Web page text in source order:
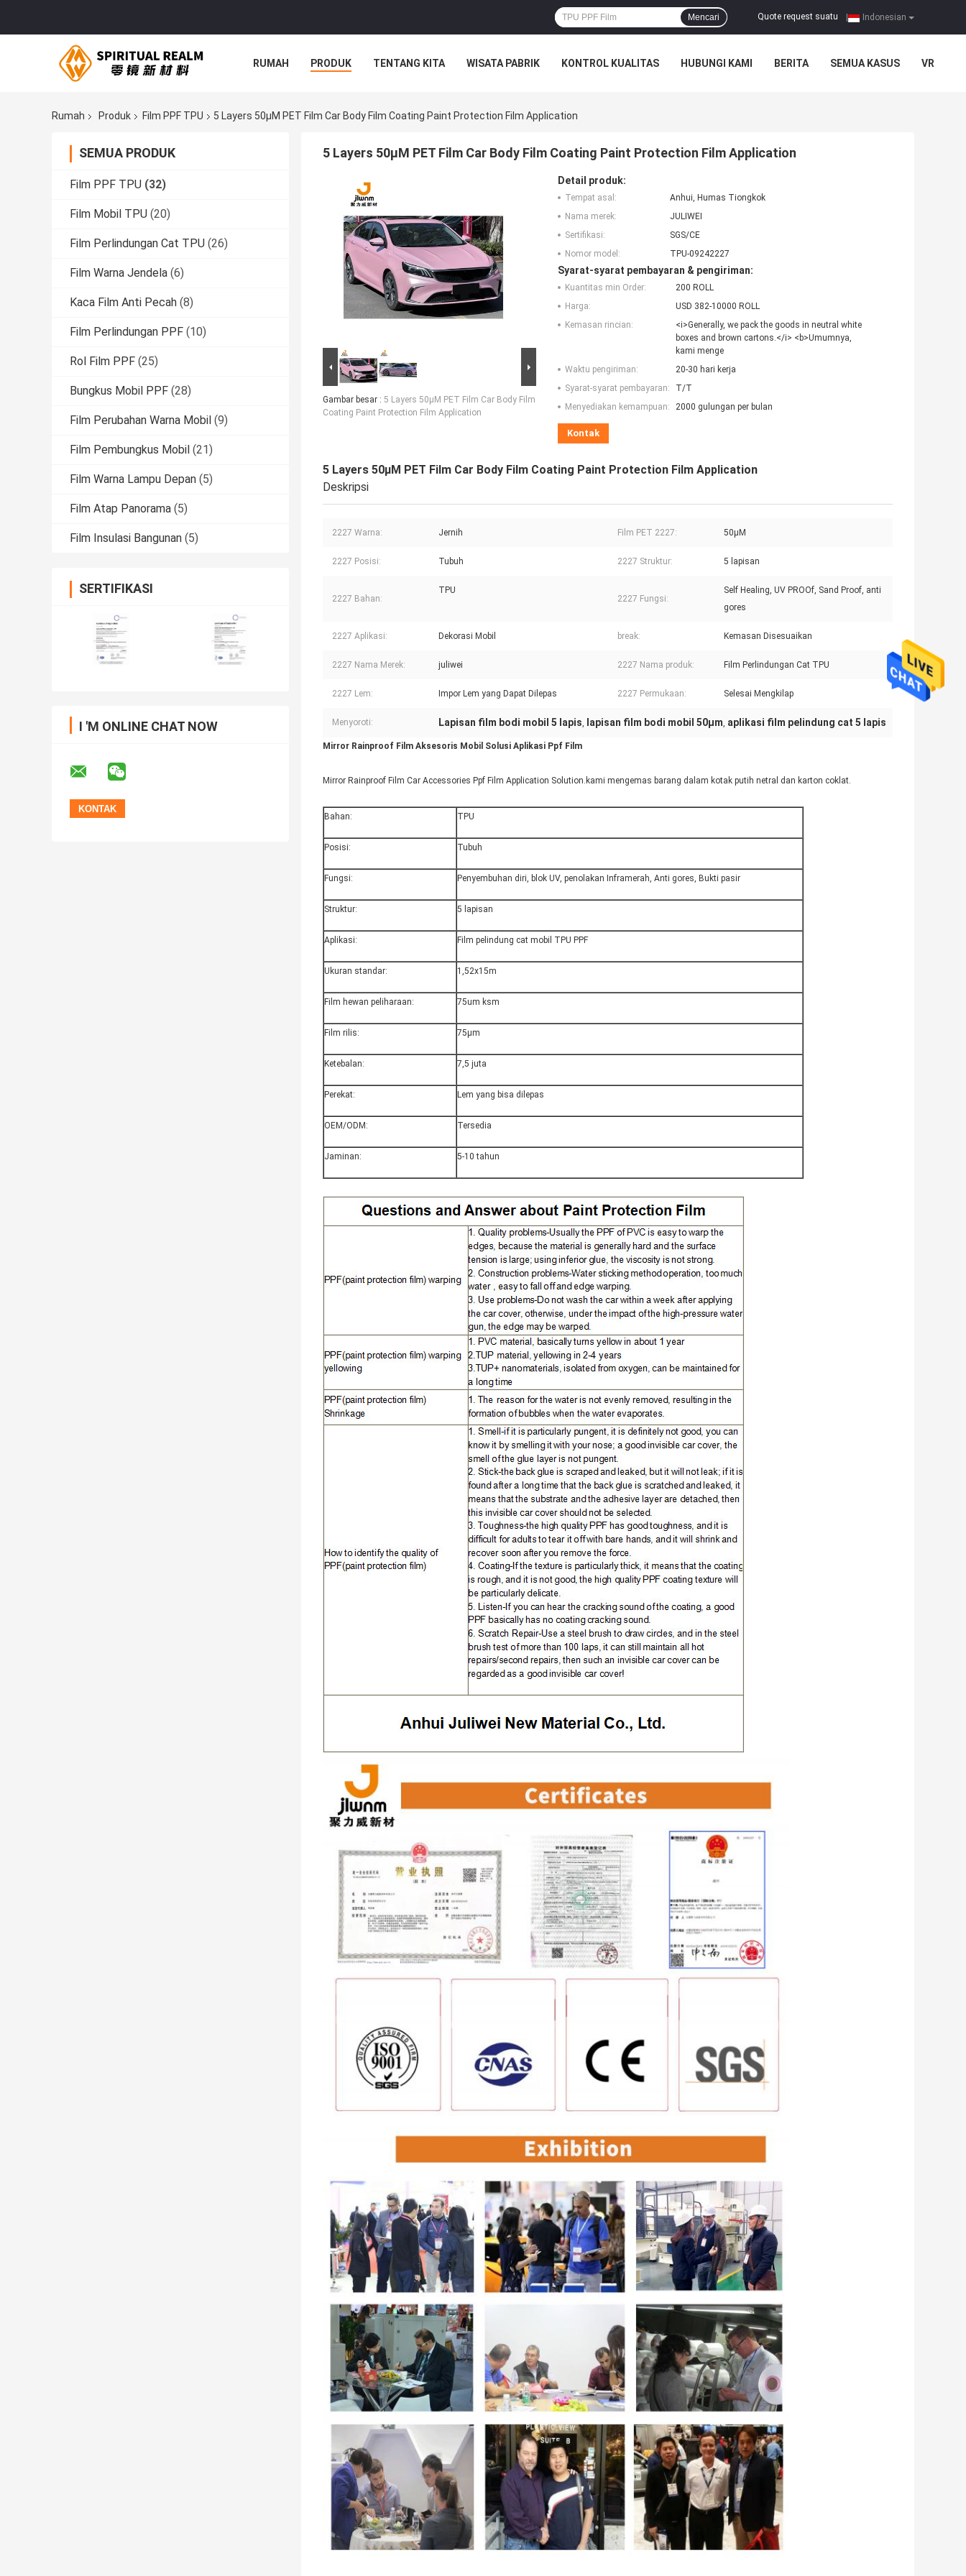
Indonesian
Quote request suatu
Mencari
RUMAH PRODUK TENTANG KITA WISATA PABRIK KONTROL KUALITAS HUBUNGI KAMI BERITA SEMUA KASUS VR
Rumah Produk Film PPF TPU 5 Layers 50μM PET Film Car Body Film Coating Paint Protection Film Application
SEMUA PRODUK
Film PPF TPU (32)
Film Mobil TPU (20)
Film Perlindungan Cat TPU (26)
Film Warna Jendela (6)
Kaca Film Anti Pecah (8)
Film Perlindungan PPF (10)
Rol Film PPF (25)
Bungkus Mobil PPF (28)
Film Perubahan Warna Mobil (9)
Film Pembungkus Mobil (21)
Film Warna Lampu Depan (5)
Film Atap Panorama (5)
Film Insulasi Bangunan (5)
SERTIFIKASI
I 'M ONLINE CHAT NOW
5 Layers 50μM PET Film Car Body Film Coating Paint Protection Film Application
Gambar besar : 5 Layers 50μM PET Film Car Body Film
Coating Paint Protection Film Application
Detail produk:
Tempat asal:
Anhui, Humas Tiongkok
Nama merek:
JULIWEI
Sertifikasi:
SGS/CE
Nomor model:
TPU-09242227
Syarat-syarat pembayaran & pengiriman:
Kuantitas min Order:
200 ROLL
Harga:
USD 382-10000 ROLL
Kemasan rincian:
<i>Generally, we pack the goods in neutral white
boxes and brown cartons.</i> <b>Umumnya,
kami menge
Waktu pengiriman:
20-30 hari kerja
Syarat-syarat pembayaran:
T/T
Menyediakan kemampuan:
2000 gulungan per bulan
Kontak
5 Layers 50μM PET Film Car Body Film Coating Paint Protection Film Application
Deskripsi
2227 Warna: Jernih Film PET 2227: 50μM
2227 Posisi: Tubuh 2227 Struktur: 5 lapisan
2227 Bahan:
TPU
2227 Fungsi:
Self Healing, UV PROOf, Sand Proof, anti
gores
2227 Aplikasi: Dekorasi Mobil break: Kemasan Disesuaikan
2227 Nama Merek: juliwei 2227 Nama produk: Film Perlindungan Cat TPU
2227 Lem: Impor Lem yang Dapat Dilepas 2227 Permukaan: Selesai Mengkilap
Menyoroti: Lapisan film bodi mobil 5 lapis, lapisan film bodi mobil 50μm, aplikasi film pelindung cat 5 lapis
Mirror Rainproof Film Aksesoris Mobil Solusi Aplikasi Ppf Film
Mirror Rainproof Film Car Accessories Ppf Film Application Solution.kami mengemas barang dalam kotak putih netral dan karton coklat.
Bahan: TPU
Posisi: Tubuh
Fungsi: Penyembuhan diri, blok UV, penolakan Inframerah, Anti gores, Bukti pasir
Struktur: 5 lapisan
Aplikasi: Film pelindung cat mobil TPU PPF
Ukuran standar: 1,52x15m
Film hewan peliharaan: 75um ksm
Film rilis: 75μm
Ketebalan: 7,5 juta
Perekat: Lem yang bisa dilepas
OEM/ODM: Tersedia
Jaminan: 5-10 tahun